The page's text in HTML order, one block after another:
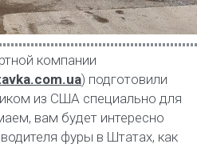
компании
) подготовили
из США специально для
вам будет интересно
фуры в Штатах, как